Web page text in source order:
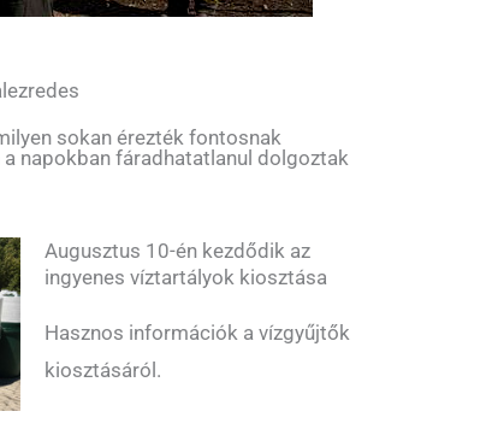
sokan érezték fontosnak
napokban fáradhatatlanul dolgoztak
Augusztus 10-én kezdődik az
ingyenes víztartályok kiosztása
Hasznos információk a vízgyűjtők
kiosztásáról.